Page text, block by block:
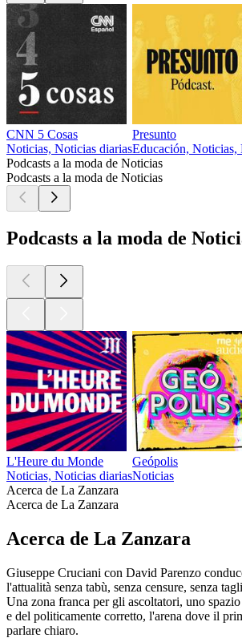
CNN 5 Cosas
Noticias, Noticias diarias
Presunto
Educación, Noticias,
Podcasts a la moda de Noticias
Podcasts a la moda de Noticias
Podcasts a la moda de
L'Heure du Monde
Noticias, Noticias diarias
Geópolis
Noticias
Acerca de La Zanzara
Acerca de La Zanzara
Acerca de La Zanzara
Giuseppe Cruciani con David Parenzo
l'attualità senza tabù, senza censure, senza
Una zona franca per gli ascoltatori, uno
e del politicamente corretto, l'arena dove il
parlare chiaro.